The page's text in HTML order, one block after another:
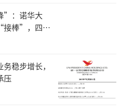
经销商对中华网财经表
面布局，投入太大，经销
后OATLY把精力更集中
OATLY从研发创新，到产
迎来了良性提升。
”：诺华大
棒”，四大
稳步增长，
压